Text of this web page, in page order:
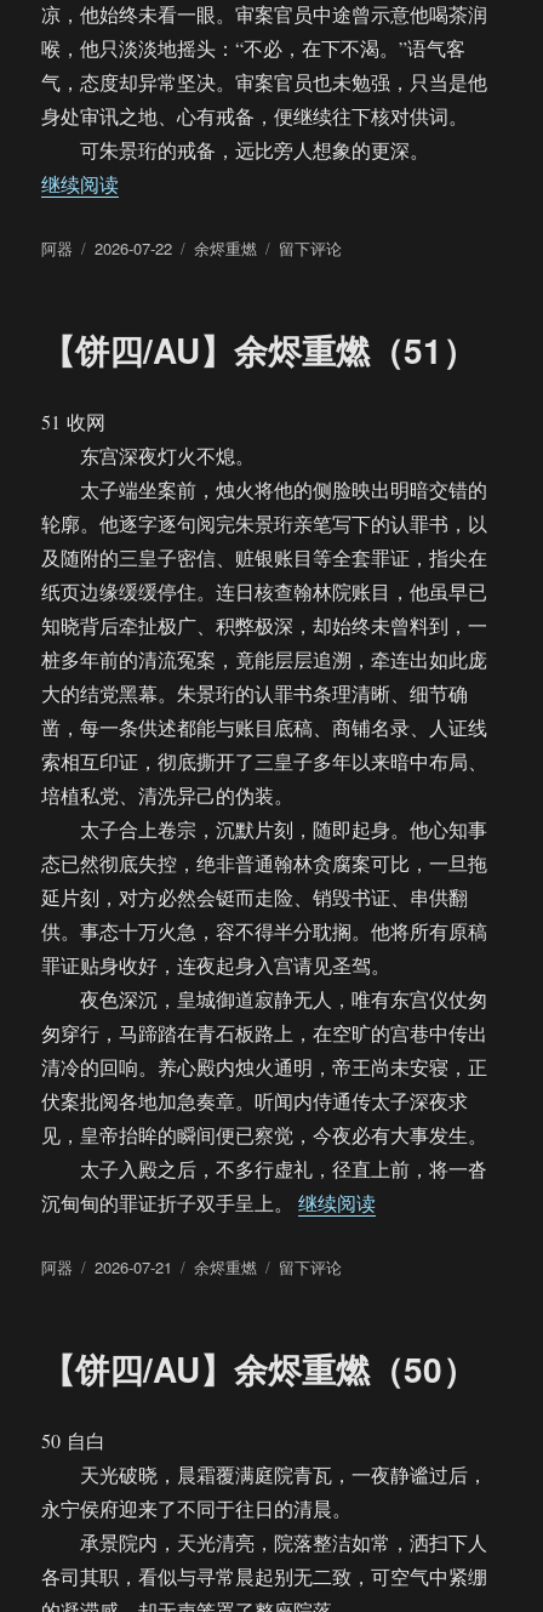
凉，他始终未看一眼。审案官员中途曾示意他喝茶润
喉，他只淡淡地摇头：“不必，在下不渴。”语气客
气，态度却异常坚决。审案官员也未勉强，只当是他
身处审讯之地、心有戒备，便继续往下核对供词。
可朱景珩的戒备，远比旁人想象的更深。
继续阅读“【饼四/AU】余烬重燃（52）”
作
阿器
发
2026-07-22
分
余烬重燃
于
烬
重
留下评论
【饼四/AU】余烬重燃（51）
51 收网
东宫深夜灯火不熄。
太子端坐案前，烛火将他的侧脸映出明暗交错的
轮廓。他逐字逐句阅完朱景珩亲笔写下的认罪书，以
及随附的三皇子密信、赃银账目等全套罪证，指尖在
纸页边缘缓缓停住。连日核查翰林院账目，他虽早已
知晓背后牵扯极广、积弊极深，却始终未曾料到，一
桩多年前的清流冤案，竟能层层追溯，牵连出如此庞
大的结党黑幕。朱景珩的认罪书条理清晰、细节确
凿，每一条供述都能与账目底稿、商铺名录、人证线
索相互印证，彻底撕开了三皇子多年以来暗中布局、
培植私党、清洗异己的伪装。
太子合上卷宗，沉默片刻，随即起身。他心知事
态已然彻底失控，绝非普通翰林贪腐案可比，一旦拖
延片刻，对方必然会铤而走险、销毁书证、串供翻
供。事态十万火急，容不得半分耽搁。他将所有原稿
罪证贴身收好，连夜起身入宫请见圣驾。
夜色深沉，皇城御道寂静无人，唯有东宫仪仗匆
匆穿行，马蹄踏在青石板路上，在空旷的宫巷中传出
清冷的回响。养心殿内烛火通明，帝王尚未安寝，正
伏案批阅各地加急奏章。听闻内侍通传太子深夜求
见，皇帝抬眸的瞬间便已察觉，今夜必有大事发生。
太子入殿之后，不多行虚礼，径直上前，将一沓
沉甸甸的罪证折子双手呈上。继续阅读“【饼四/AU】余烬
作
阿器
发
2026-07-21
分
余烬重燃
于
烬
重
留下评论
【饼四/AU】余烬重燃（50）
50 自白
天光破晓，晨霜覆满庭院青瓦，一夜静谧过后，
永宁侯府迎来了不同于往日的清晨。
承景院内，天光清亮，院落整洁如常，洒扫下人
各司其职，看似与寻常晨起别无二致，可空气中紧绷